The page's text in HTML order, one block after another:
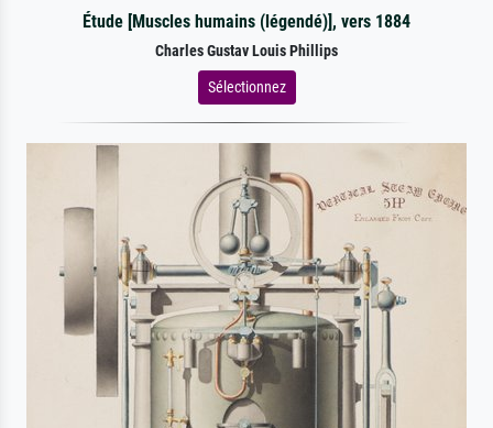
Étude [Muscles humains (légendé)], vers 1884
Charles Gustav Louis Phillips
Sélectionnez